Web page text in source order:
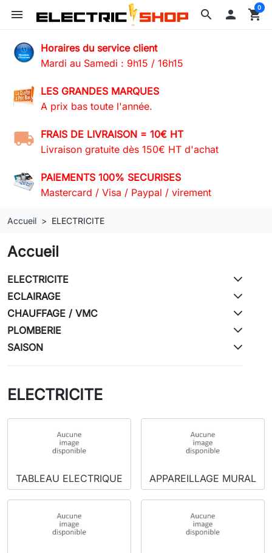
search
menu  shopping_cart
0
Horaires du service client
Mardi au Samedi : 9h15 / 16h15
LES GRANDES MARQUES
A prix bas toute l'année.
FRAIS DE LIVRAISON = 10€ HT
Livraison gratuite dès 150€ HT d'achat
PAIEMENTS 100% SECURISES
Mastercard / Visa / Paypal / virement
Accueil ELECTRICITE
Accueil
ELECTRICITE
ECLAIRAGE
CHAUFFAGE / VMC
PLOMBERIE
SAISON
ELECTRICITE
TABLEAU ELECTRIQUE APPAREILLAGE MURAL